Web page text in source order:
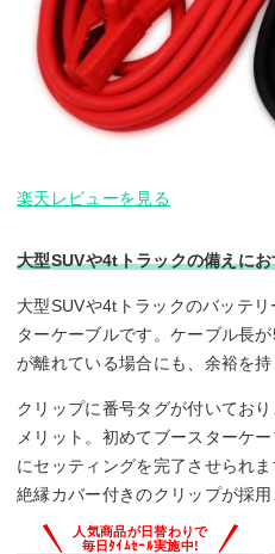
楽天レビューを見る
大型SUVや4tトラックの備えに
大型SUVや4tトラックのバッテ
ターケーブルです。ケーブル長
が離れている場合にも、余裕を持
クリップに番号タグが付いてお
メリット。初めてブースターケ
にセッティングを完了させられ
絶縁カバー付きのクリップが採